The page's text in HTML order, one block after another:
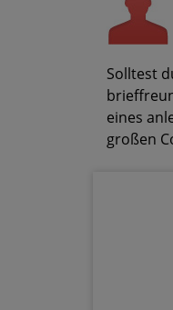
Solltest
eines
großen